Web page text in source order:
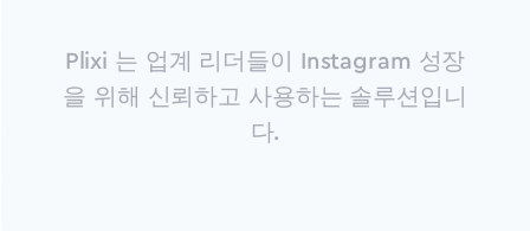
Plixi 는 업계 리더들이 Instagram 성장
을 위해 신뢰하고 사용하는 솔루션입니
다.